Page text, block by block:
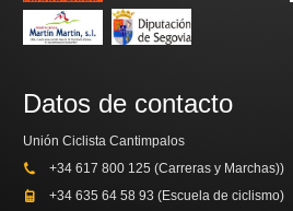
Datos de contacto
Unión Ciclista Cantimpalos
+34 617 800 125 (Carreras y Marchas))
+34 635 64 58 93 (Escuela de ciclismo)